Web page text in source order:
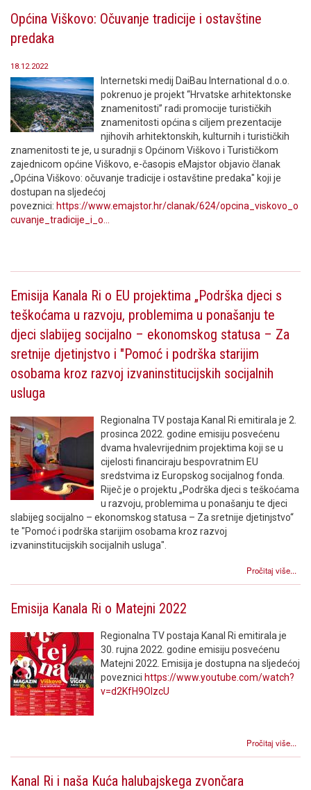
Općina Viškovo: Očuvanje tradicije i ostavštine
predaka
18.12.2022
Internetski medij DaiBau International d.o.o.
pokrenuo je projekt “Hrvatske arhitektonske
znamenitosti” radi promocije turističkih
znamenitosti općina s ciljem prezentacije
njihovih arhitektonskih, kulturnih i turističkih
znamenitosti te je, u suradnji s Općinom Viškovo i Turističkom
zajednicom općine Viškovo, e-časopis eMajstor objavio članak
„Općina Viškovo: očuvanje tradicije i ostavštine predaka" koji je
dostupan na sljedećoj
poveznici: https://www.emajstor.hr/clanak/624/opcina_viskovo_o
cuvanje_tradicije_i_o...
Emisija Kanala Ri o EU projektima „Podrška djeci s
teškoćama u razvoju, problemima u ponašanju te
djeci slabijeg socijalno – ekonomskog statusa – Za
sretnije djetinjstvo i "Pomoć i podrška starijim
osobama kroz razvoj izvaninstitucijskih socijalnih
usluga
Regionalna TV postaja Kanal Ri emitirala je 2.
prosinca 2022. godine emisiju posvećenu
dvama hvalevrijednim projektima koji se u
cijelosti financiraju bespovratnim EU
sredstvima iz Europskog socijalnog fonda.
Riječ je o projektu „Podrška djeci s teškoćama
u razvoju, problemima u ponašanju te djeci
slabijeg socijalno – ekonomskog statusa – Za sretnije djetinjstvo“
te "Pomoć i podrška starijim osobama kroz razvoj
izvaninstitucijskih socijalnih usluga".
Pročitaj više...
Emisija Kanala Ri o Matejni 2022
Regionalna TV postaja Kanal Ri emitirala je
30. rujna 2022. godine emisiju posvećenu
Matejni 2022. Emisija je dostupna na sljedećoj
poveznici https://www.youtube.com/watch?
v=d2KfH9OIzcU
Pročitaj više...
Kanal Ri i naša Kuća halubajskega zvončara